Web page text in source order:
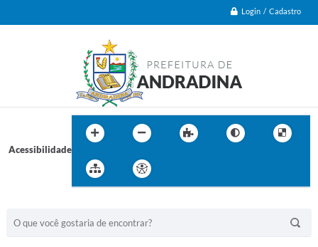
Login / Cadastro
Acessibilidade